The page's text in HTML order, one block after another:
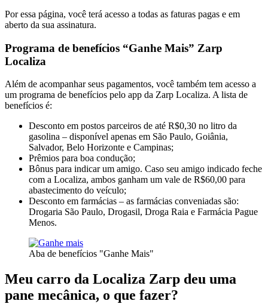
Por essa página, você terá acesso a todas as faturas pagas e em
aberto da sua assinatura.
Programa de benefícios “Ganhe Mais” Zarp
Localiza
Além de acompanhar seus pagamentos, você também tem acesso a
um programa de benefícios pelo app da Zarp Localiza. A lista de
benefícios é:
Desconto em postos parceiros de até R$0,30 no litro da
gasolina – disponível apenas em São Paulo, Goiânia,
Salvador, Belo Horizonte e Campinas;
Prêmios para boa condução;
Bônus para indicar um amigo. Caso seu amigo indicado feche
com a Localiza, ambos ganham um vale de R$60,00 para
abastecimento do veículo;
Desconto em farmácias – as farmácias conveniadas são:
Drogaria São Paulo, Drogasil, Droga Raia e Farmácia Pague
Menos.
Aba de benefícios "Ganhe Mais"
Meu carro da Localiza Zarp deu uma
pane mecânica, o que fazer?